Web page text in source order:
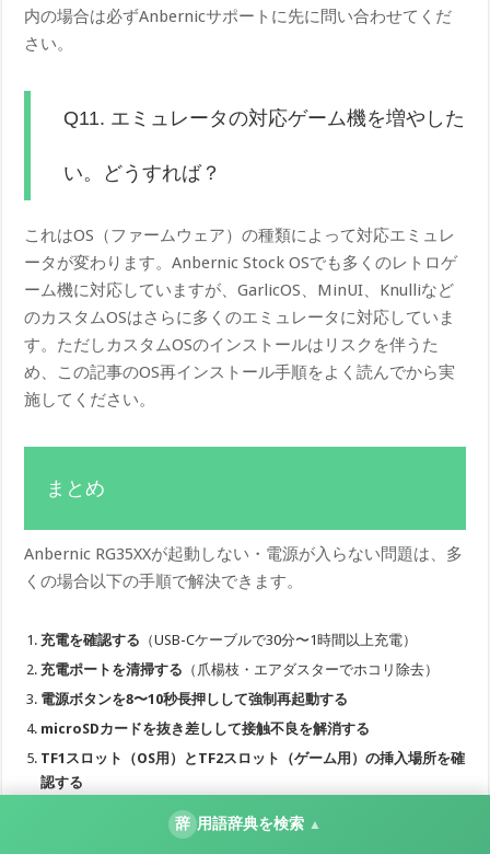
内の場合は必ずAnbernicサポートに先に問い合わせてくだ
さい。
Q11. エミュレータの対応ゲーム機を増やした
い。どうすれば？
これはOS（ファームウェア）の種類によって対応エミュレ
ータが変わります。Anbernic Stock OSでも多くのレトロゲ
ーム機に対応していますが、GarlicOS、MinUI、Knulliなど
のカスタムOSはさらに多くのエミュレータに対応していま
す。ただしカスタムOSのインストールはリスクを伴うた
め、この記事のOS再インストール手順をよく読んでから実
施してください。
まとめ
Anbernic RG35XXが起動しない・電源が入らない問題は、多
くの場合以下の手順で解決できます。
充電を確認する （USB-Cケーブルで30分〜1時間以上充電）
充電ポートを清掃する （爪楊枝・エアダスターでホコリ除去）
電源ボタンを8〜10秒長押しして強制再起動する
microSDカードを抜き差しして接触不良を解消する
TF1スロット（OS用）とTF2スロット（ゲーム用）の挿入場所を確
認する
新しいmicroSDカードにOSを再インストールする
カスタムOSに問題がある場合はStock OSに戻す
辞 用語辞典を検索 ▲